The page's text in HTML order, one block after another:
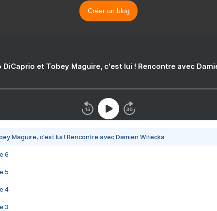
Créer un blog
DiCaprio et Tobey Maguire, c'est lui ! Rencontre avec
Maguire, c'est lui ! Rencontre avec Damien Witecka
6
5
4
3